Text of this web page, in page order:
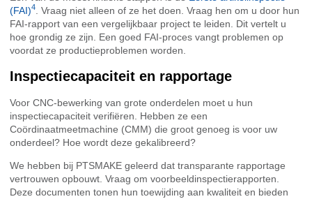
(FAI)4
. Vraag niet alleen of ze het doen. Vraag hen om u door hun
FAI-rapport van een vergelijkbaar project te leiden. Dit vertelt u
hoe grondig ze zijn. Een goed FAI-proces vangt problemen op
voordat ze productieproblemen worden.
Inspectiecapaciteit en rapportage
Voor CNC-bewerking van grote onderdelen moet u hun
inspectiecapaciteit verifiëren. Hebben ze een
Coördinaatmeetmachine (CMM) die groot genoeg is voor uw
onderdeel? Hoe wordt deze gekalibreerd?
We hebben bij PTSMAKE geleerd dat transparante rapportage
vertrouwen opbouwt. Vraag om voorbeeldinspectierapporten.
Deze documenten tonen hun toewijding aan kwaliteit en bieden